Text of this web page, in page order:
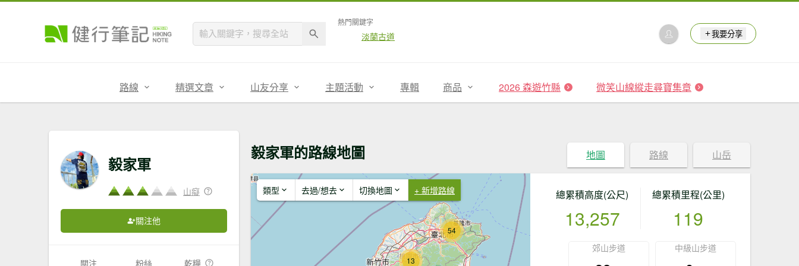
熱門關鍵字
淡蘭古道 我要分享
路線 精選文章 山友分享 主題活動 專輯 商品 2026 森遊竹縣 微笑山線縱走尋寶集章
毅家軍
山癡
關注他
關注 粉絲 乾糧
毅家軍的路線地圖 地圖 路線 山岳
類型 去過/想去 切換地圖 + 新增路線
13
54
總累積高度(公尺)
13,257
總累積里程(公里)
119
郊山步道 中級山步道